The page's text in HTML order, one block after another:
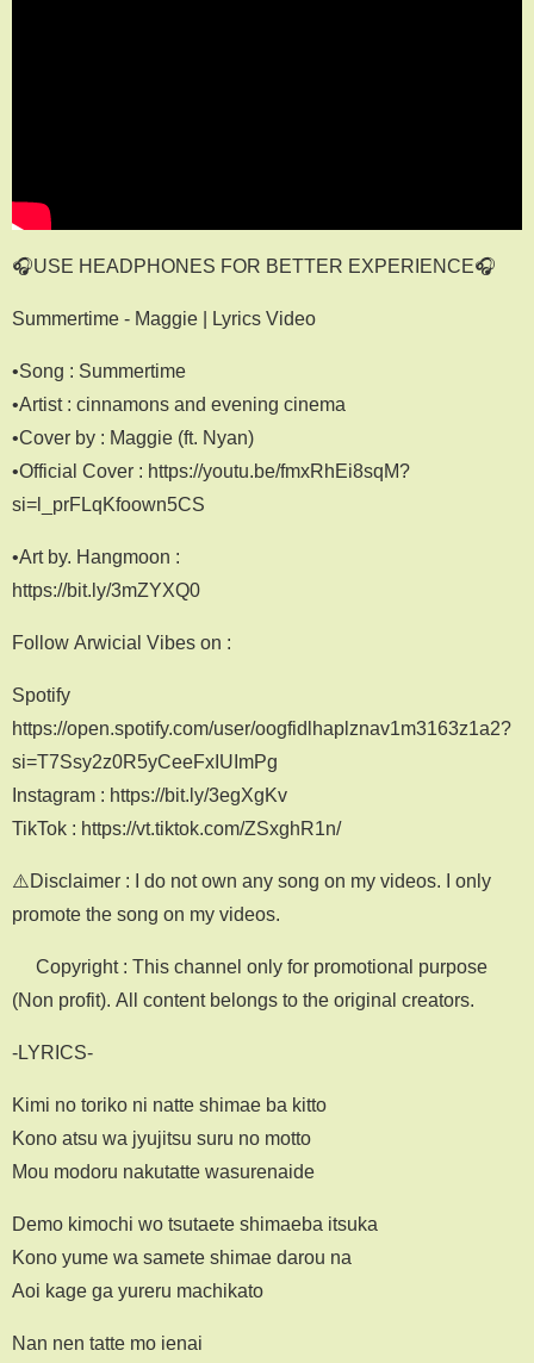
🎧USE HEADPHONES FOR BETTER EXPERIENCE🎧
Summertime - Maggie | Lyrics Video
•Song : Summertime
•Artist : cinnamons and evening cinema
•Cover by : Maggie (ft. Nyan)
•Official Cover : https://youtu.be/fmxRhEi8sqM?
si=l_prFLqKfoown5CS
•Art by. Hangmoon :
https://bit.ly/3mZYXQ0
Follow Arwicial Vibes on :
Spotify
https://open.spotify.com/user/oogfidlhaplznav1m3163z1a2?
si=T7Ssy2z0R5yCeeFxIUImPg
Instagram : https://bit.ly/3egXgKv
TikTok : https://vt.tiktok.com/ZSxghR1n/
⚠️Disclaimer : I do not own any song on my videos. I only
promote the song on my videos.
© Copyright : This channel only for promotional purpose
(Non profit). All content belongs to the original creators.
-LYRICS-
Kimi no toriko ni natte shimae ba kitto
Kono atsu wa jyujitsu suru no motto
Mou modoru nakutatte wasurenaide
Demo kimochi wo tsutaete shimaeba itsuka
Kono yume wa samete shimae darou na
Aoi kage ga yureru machikato
Nan nen tatte mo ienai